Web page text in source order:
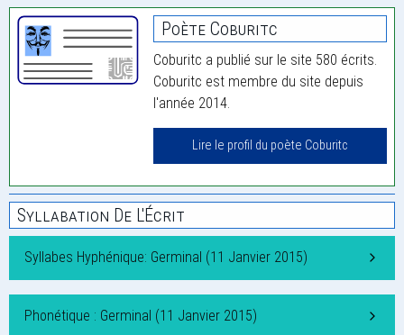
Poète Coburitc
Coburitc a publié sur le site 580 écrits.
Coburitc est membre du site depuis
l'année 2014.
Lire le profil du poète Coburitc
Syllabation De L'Écrit
Syllabes Hyphénique: Germinal (11 Janvier 2015)
Phonétique : Germinal (11 Janvier 2015)